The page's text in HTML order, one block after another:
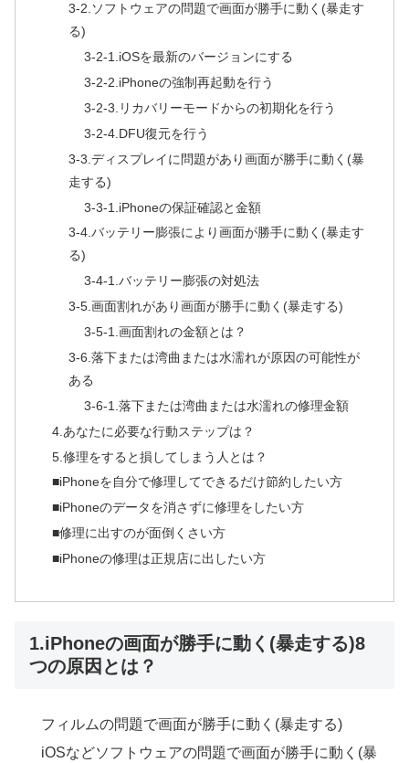
3-2.ソフトウェアの問題で画面が勝手に動く(暴走す
る)
3-2-1.iOSを最新のバージョンにする
3-2-2.iPhoneの強制再起動を行う
3-2-3.リカバリーモードからの初期化を行う
3-2-4.DFU復元を行う
3-3.ディスプレイに問題があり画面が勝手に動く(暴
走する)
3-3-1.iPhoneの保証確認と金額
3-4.バッテリー膨張により画面が勝手に動く(暴走す
る)
3-4-1.バッテリー膨張の対処法
3-5.画面割れがあり画面が勝手に動く(暴走する)
3-5-1.画面割れの金額とは？
3-6.落下または湾曲または水濡れが原因の可能性が
ある
3-6-1.落下または湾曲または水濡れの修理金額
4.あなたに必要な行動ステップは？
5.修理をすると損してしまう人とは？
■iPhoneを自分で修理してできるだけ節約したい方
■iPhoneのデータを消さずに修理をしたい方
■修理に出すのが面倒くさい方
■iPhoneの修理は正規店に出したい方
1.iPhoneの画面が勝手に動く(暴走する)8
つの原因とは？
フィルムの問題で画面が勝手に動く(暴走する)
iOSなどソフトウェアの問題で画面が勝手に動く(暴